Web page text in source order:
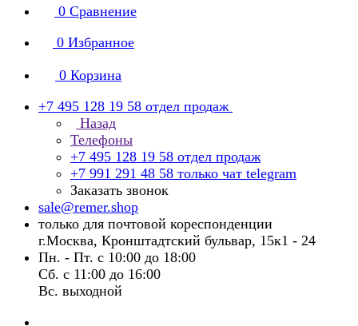
0 Сравнение
0 Избранное
0 Корзина
+7 495 128 19 58 отдел продаж
Назад
Телефоны
+7 495 128 19 58 отдел продаж
+7 991 291 48 58 только чат telegram
Заказать звонок
sale@remer.shop
только для почтовой кореспонденции
г.Москва, Кронштадтский бульвар, 15к1 - 24
Пн. - Пт. с 10:00 до 18:00
Сб. с 11:00 до 16:00
Вс. выходной